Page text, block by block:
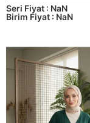
Birim Fiyat : NaN
Seri Fiyat : NaN